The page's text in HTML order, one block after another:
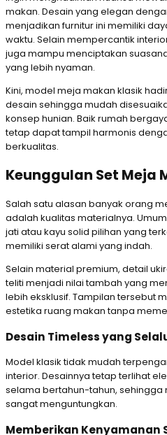
makan. Desain yang elegan
menjadikan furnitur ini memiliki
waktu. Selain mempercantik
juga mampu menciptakan
yang lebih nyaman.
Kini, model meja makan klasik
desain sehingga mudah
konsep hunian. Baik rumah
tetap dapat tampil harmonis
berkualitas.
Keunggulan Set Meja
Salah satu alasan banyak orang
adalah kualitas materialnya.
jati atau kayu solid pilihan yang
memiliki serat alami yang indah.
Selain material premium, detail
teliti menjadi nilai tambah yang
lebih eksklusif. Tampilan tersebut
estetika ruang makan tanpa
Desain Timeless yang
Model klasik tidak mudah
interior. Desainnya tetap terlihat
selama bertahun-tahun, sehingga
sangat menguntungkan.
Memberikan Kenyamanan